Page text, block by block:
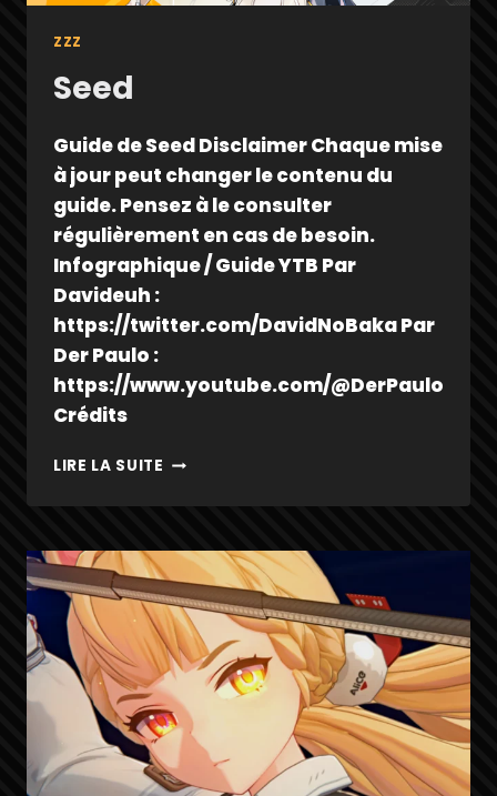
ZZZ
Seed
Guide de Seed Disclaimer Chaque mise
à jour peut changer le contenu du
guide. Pensez à le consulter
régulièrement en cas de besoin.
Infographique / Guide YTB Par
Davideuh :
https://twitter.com/DavidNoBaka Par
Der Paulo :
https://www.youtube.com/@DerPaulo
Crédits
LIRE LA SUITE SEED